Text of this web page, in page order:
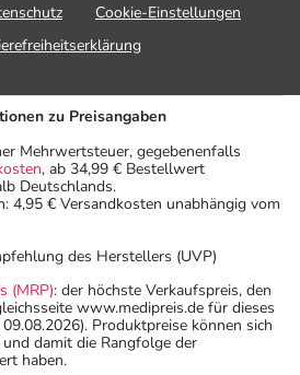
Cookie-Einstellungen
zu Preisangaben
Mehrwertsteuer, gegebenenfalls
, ab 34,99 € Bestellwert
Deutschlands.
4,95 € Versandkosten unabhängig vom
des Herstellers (UVP)
(MRP): der höchste Verkaufspreis, den
www.medipreis.de für dieses
Produktpreise können sich
damit die Rangfolge der
haben.